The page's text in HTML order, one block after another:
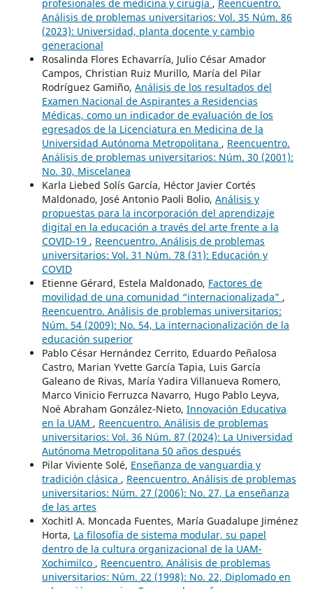
profesionales de medicina y cirugía , Reencuentro.
Análisis de problemas universitarios: Vol. 35 Núm. 86
(2023): Universidad, planta docente y cambio
generacional
Rosalinda Flores Echavarría, Julio César Amador
Campos, Christian Ruiz Murillo, María del Pilar
Rodríguez Gamiño, Análisis de los resultados del
Examen Nacional de Aspirantes a Residencias
Médicas, como un indicador de evaluación de los
egresados de la Licenciatura en Medicina de la
Universidad Autónoma Metropolitana , Reencuentro.
Análisis de problemas universitarios: Núm. 30 (2001):
No. 30, Miscelanea
Karla Liebed Solís García, Héctor Javier Cortés
Maldonado, José Antonio Paoli Bolio, Análisis y
propuestas para la incorporación del aprendizaje
digital en la educación a través del arte frente a la
COVID-19 , Reencuentro. Análisis de problemas
universitarios: Vol. 31 Núm. 78 (31): Educación y
COVID
Etienne Gérard, Estela Maldonado, Factores de
movilidad de una comunidad “internacionalizada” ,
Reencuentro. Análisis de problemas universitarios:
Núm. 54 (2009): No. 54, La internacionalización de la
educación superior
Pablo César Hernández Cerrito, Eduardo Peñalosa
Castro, Marian Yvette García Tapia, Luis García
Galeano de Rivas, María Yadira Villanueva Romero,
Marco Vinicio Ferruzca Navarro, Hugo Pablo Leyva,
Noé Abraham González-Nieto, Innovación Educativa
en la UAM , Reencuentro. Análisis de problemas
universitarios: Vol. 36 Núm. 87 (2024): La Universidad
Autónoma Metropolitana 50 años después
Pilar Viviente Solé, Enseñanza de vanguardia y
tradición clásica , Reencuentro. Análisis de problemas
universitarios: Núm. 27 (2006): No. 27, La enseñanza
de las artes
Xochitl A. Moncada Fuentes, María Guadalupe Jiménez
Horta, La filosofía de sistema modular, su papel
dentro de la cultura organizacional de la UAM-
Xochimilco , Reencuentro. Análisis de problemas
universitarios: Núm. 22 (1998): No. 22, Diplomado en